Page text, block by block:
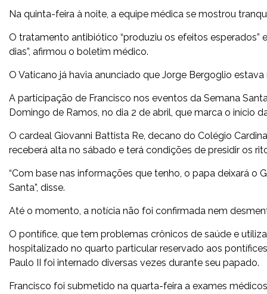
Na quinta-feira à noite, a equipe médica se mostrou
O tratamento antibiótico “produziu os efeitos esperados”
dias”, afirmou o boletim médico.
O Vaticano já havia anunciado que Jorge Bergoglio
A participação de Francisco nos eventos da Semana
Domingo de Ramos, no dia 2 de abril, que marca o início
O cardeal Giovanni Battista Re, decano do Colégio
receberá alta no sábado e terá condições de presidir os
“Com base nas informações que tenho, o papa deixará o
Santa”, disse.
Até o momento, a notícia não foi confirmada nem
O pontífice, que tem problemas crônicos de saúde e
hospitalizado no quarto particular reservado aos
Paulo II foi internado diversas vezes durante seu papado.
Francisco foi submetido na quarta-feira a exames